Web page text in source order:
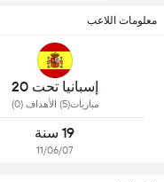
معلومات اللاعب
إسبانيا تحت 20
مباريات(5) الأهداف (0)
19 سنة
11/06/07